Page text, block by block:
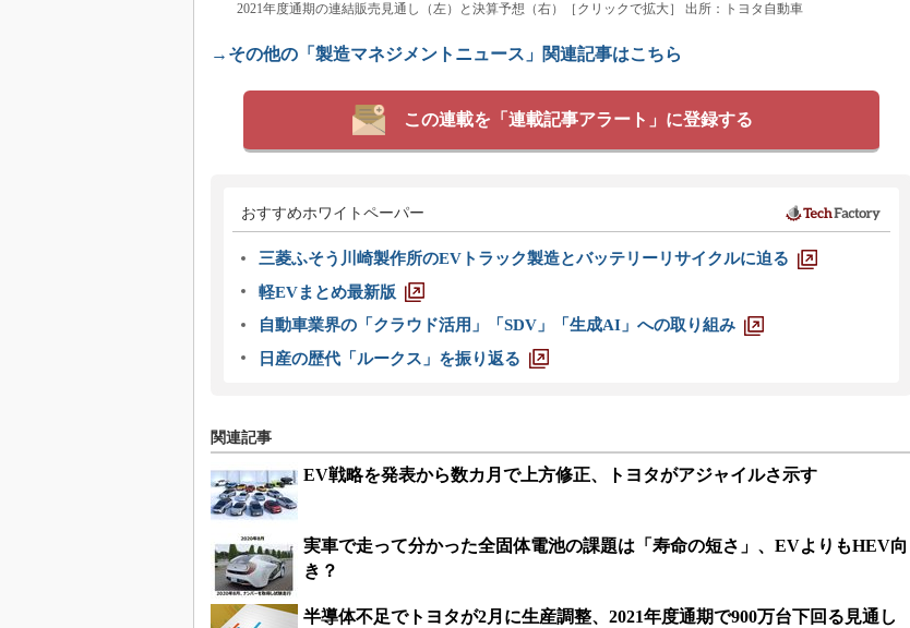
2021年度通期の連結販売見通し（左）と決算予想（右）［クリックで拡大］ 出所：トヨタ自動車
→その他の「製造マネジメントニュース」関連記事はこちら
この連載を「連載記事アラート」に登録する
おすすめホワイトペーパー
三菱ふそう川崎製作所のEVトラック製造とバッテリーリサイクルに迫る
軽EVまとめ最新版
自動車業界の「クラウド活用」「SDV」「生成AI」への取り組み
日産の歴代「ルークス」を振り返る
関連記事
EV戦略を発表から数カ月で上方修正、トヨタがアジャイルさ示す
実車で走って分かった全固体電池の課題は「寿命の短さ」、EVよりもHEV向
き？
半導体不足でトヨタが2月に生産調整、2021年度通期で900万台下回る見通し